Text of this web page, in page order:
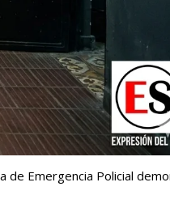
Emergencia Policial